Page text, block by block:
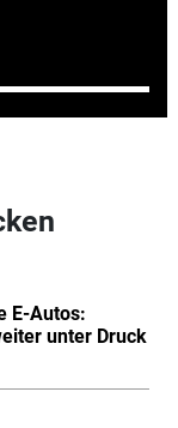
E-Autos:
unter Druck